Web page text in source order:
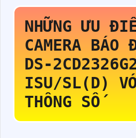
NHỮNG ƯU
CAMERA BÁO
DS-
ISU/SL(D)
THÔNG SỐ